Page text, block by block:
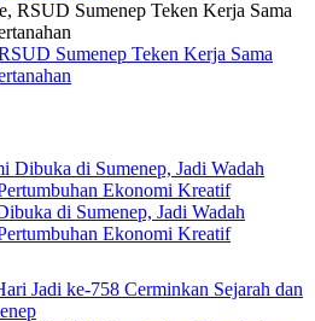
Sumenep Teken Kerja Sama
di Sumenep, Jadi Wadah
Ekonomi Kreatif